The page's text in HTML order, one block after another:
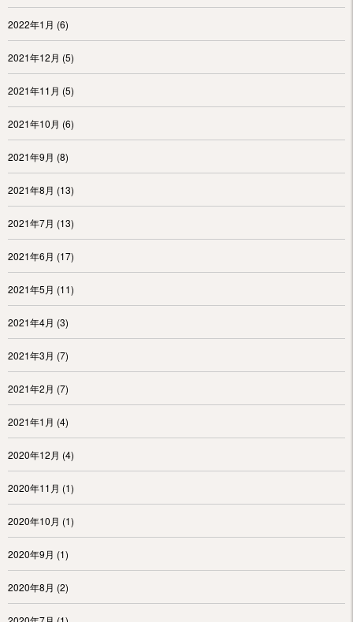
2022年1月 (6)
2021年12月 (5)
2021年11月 (5)
2021年10月 (6)
2021年9月 (8)
2021年8月 (13)
2021年7月 (13)
2021年6月 (17)
2021年5月 (11)
2021年4月 (3)
2021年3月 (7)
2021年2月 (7)
2021年1月 (4)
2020年12月 (4)
2020年11月 (1)
2020年10月 (1)
2020年9月 (1)
2020年8月 (2)